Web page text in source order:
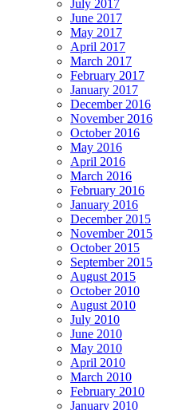
July 2017
June 2017
May 2017
April 2017
March 2017
February 2017
January 2017
December 2016
November 2016
October 2016
May 2016
April 2016
March 2016
February 2016
January 2016
December 2015
November 2015
October 2015
September 2015
August 2015
October 2010
August 2010
July 2010
June 2010
May 2010
April 2010
March 2010
February 2010
January 2010